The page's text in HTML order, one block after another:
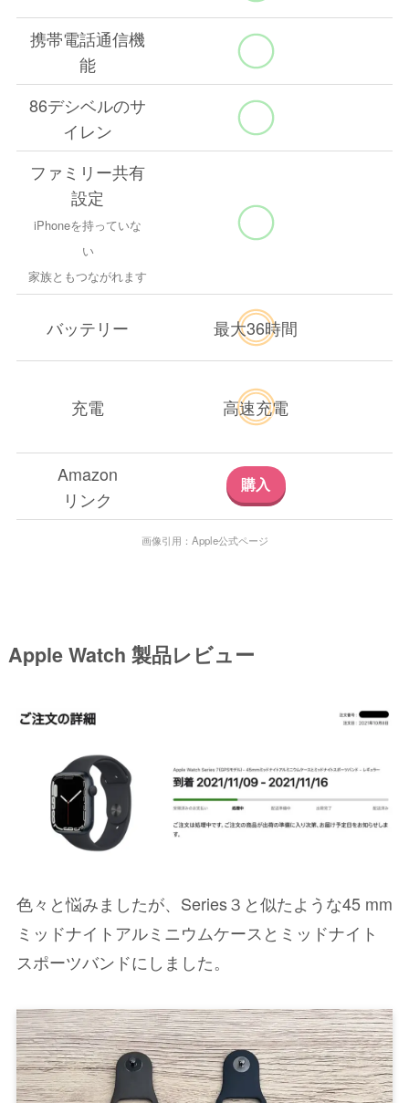
携帯電話通信機
能
86デシベルのサ
イレン
ファミリー共有
設定
iPhoneを持っていな
い
家族ともつながれます
バッテリー 最大36時間
充電 高速充電
Amazon
リンク
購入
画像引用：Apple公式ページ
Apple Watch 製品レビュー
色々と悩みましたが、Series３と似たような45 mm
ミッドナイトアルミニウムケースとミッドナイト
スポーツバンドにしました。